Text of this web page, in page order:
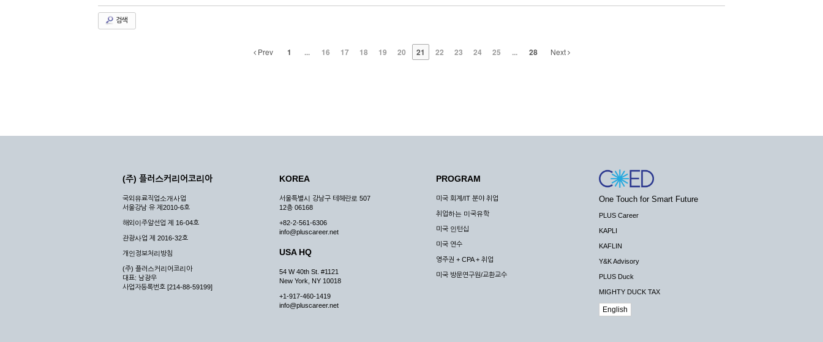
검색
Prev 1 ... 16 17 18 19 20 21 22 23 24 25 ... 28 Next
(주) 플러스커리어코리아
국외유료직업소개사업
서울강남 유 제2010-6호
해외이주알선업 제 16-04호
관광사업 제 2016-32호
개인정보처리방침
(주) 플러스커리어코리아
대표: 남광우
사업자등록번호 [214-88-59199]
KOREA
서울특별시 강남구 테헤란로 507
12층 06168
+82-2-561-6306
info@pluscareer.net
USA HQ
54 W 40th St. #1121
New York, NY 10018
+1-917-460-1419
info@pluscareer.net
PROGRAM
미국 회계/IT 분야 취업
취업하는 미국유학
미국 인턴십
미국 연수
영주권 + CPA + 취업
미국 방문연구원/교환교수
One Touch for Smart Future
PLUS Career
KAPLI
KAFLIN
Y&K Advisory
PLUS Duck
MIGHTY DUCK TAX
English